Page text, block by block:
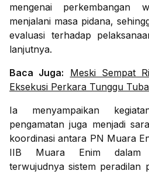
mengenai perkembangan
menjalani masa pidana,
evaluasi terhadap
lanjutnya.
Baca Juga:
Meski Sempat
Eksekusi Perkara Tunggu
Ia menyampaikan
pengamatan juga menjadi
koordinasi antara PN Muara
IIB Muara Enim dalam
terwujudnya sistem peradilan